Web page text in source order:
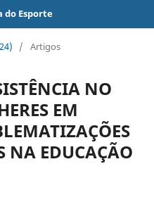
do Esporte
/ Artigos
NO
EM
NA EDUCAÇÃO